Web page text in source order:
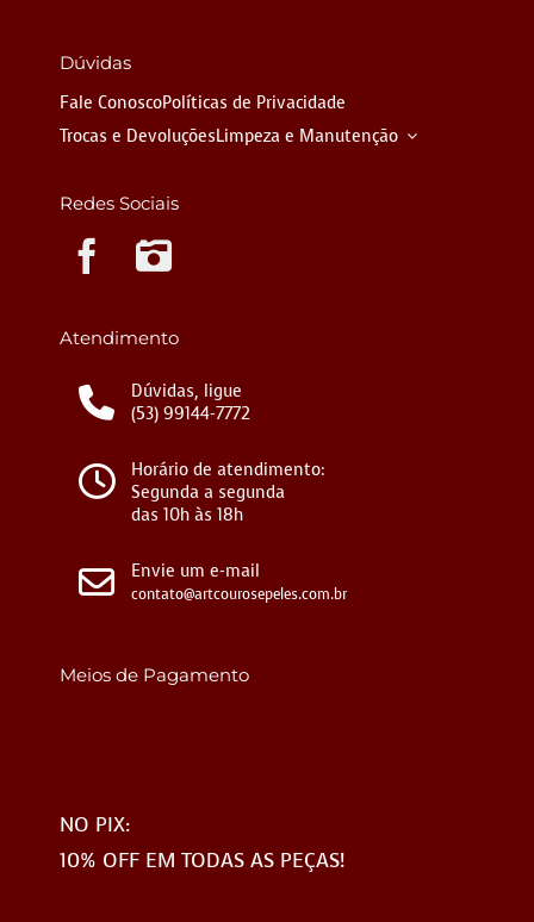
Dúvidas
Fale ConoscoPolíticas de Privacidade
Trocas e DevoluçõesLimpeza e Manutenção
Redes Sociais
Atendimento
Dúvidas, ligue
(53) 99144-7772
Horário de atendimento:
Segunda a segunda
das 10h às 18h
Envie um e-mail
contato@artcourosepeles.com.br
Meios de Pagamento
NO PIX:
10% OFF EM TODAS AS PEÇAS!